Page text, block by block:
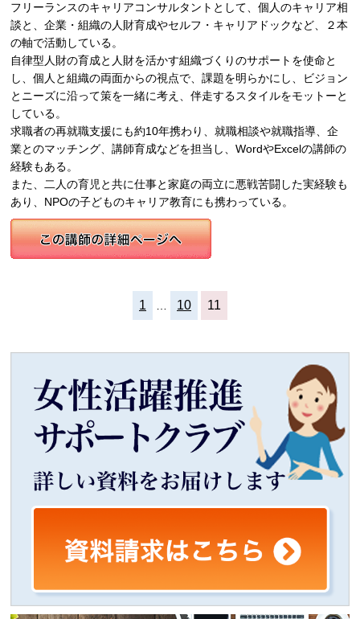
フリーランスのキャリアコンサルタントとして、個人のキャリア相
談と、企業・組織の人財育成やセルフ・キャリアドックなど、２本
の軸で活動している。
自律型人財の育成と人財を活かす組織づくりのサポートを使命と
し、個人と組織の両面からの視点で、課題を明らかにし、ビジョン
とニーズに沿って策を一緒に考え、伴走するスタイルをモットーと
している。
求職者の再就職支援にも約10年携わり、就職相談や就職指導、企
業とのマッチング、講師育成などを担当し、WordやExcelの講師の
経験もある。
また、二人の育児と共に仕事と家庭の両立に悪戦苦闘した実経験も
あり、NPOの子どものキャリア教育にも携わっている。
1 10 11